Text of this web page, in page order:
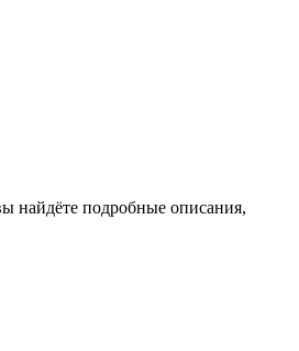
найдёте подробные описания,